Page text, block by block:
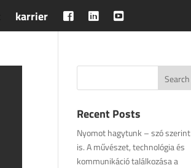
karrier
Recent Posts
Nyomot hagytunk – szó szerint
is. A művészet, technológia és
kommunikáció találkozása a